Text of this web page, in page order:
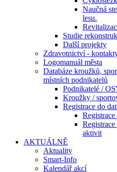
Naučná
lesu.
Studie
Další projekty
Zdravotnictví -
Logomanuál města
Databáze kroužků,
místních podnikatelů
Podnikatelé /
Kroužky /
Registrace do
aktivit
AKTUÁLNĚ
Aktuality
Smart-Info
Kalendář akcí